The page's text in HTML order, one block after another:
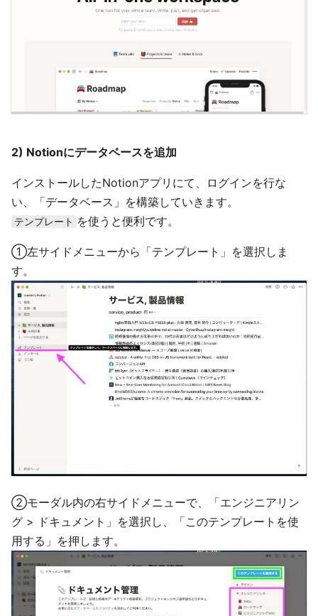
2) Notionにデータベースを追加
インストールしたNotionアプリにて、ログインを行な
い、「データベース」を構築していきます。
テンプレート を使うと便利です。
①左サイドメニューから「テンプレート」を選択しま
す。
②モーダル内の右サイドメニューで、「エンジニアリン
グ > ドキュメント」を選択し、「このテンプレートを使
用する」を押します。